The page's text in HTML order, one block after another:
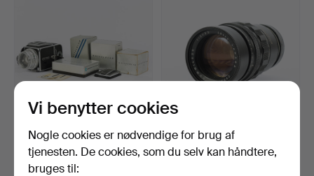
HASSELBLAD 500 C, med
Planar 1:2.8 80 mm o…
Opnåede hammerslag 11 apr
2026
LEICA Summicron 1:2/90
mm, Leitz, Canada, …
Opnåede hammerslag 11 apr
Vi benytter cookies
Nogle cookies er nødvendige for brug af
tjenesten. De cookies, som du selv kan håndtere,
bruges til: